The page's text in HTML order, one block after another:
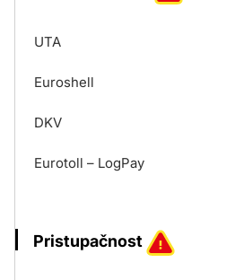
UTA
Euroshell
DKV
Eurotoll – LogPay
Pristupačnost